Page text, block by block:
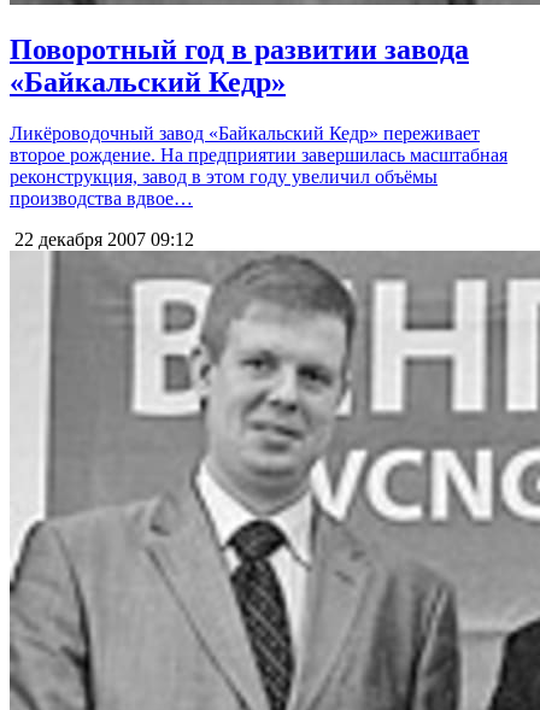
Поворотный год в развитии завода
«Байкальский Кедр»
Ликёроводочный завод «Байкальский Кедр» переживает
второе рождение. На предприятии завершилась масштабная
реконструкция, завод в этом году увеличил объёмы
производства вдвое…
22 декабря 2007 09:12